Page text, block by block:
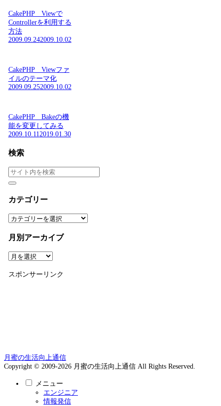
CakePHP Viewで
Controllerを利用する
方法
2009.09.242009.10.02
CakePHP Viewファ
イルのテーマ化
2009.09.252009.10.02
CakePHP Bakeの機
能を変更してみる
2009.10.11 2019.01.30
検索
カテゴリー
カ
ゴ
リ
ー
月別アーカイブ
月
ア
スポンサーリンク
月蜜の生活向上通信
Copyright © 2009-2026 月蜜の生活向上通信 All Rights Reserved.
メニュー
エンジニア
情報発信